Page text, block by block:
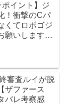
ポイント】ジ
！衝撃のCパ
くてロボゴジ
願いします！
感想まとめ・
審査ルイが脱
ザファース
バレ考察感